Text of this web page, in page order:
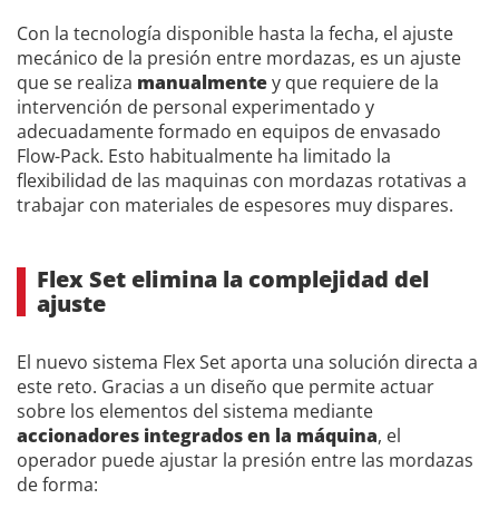
Con la tecnología disponible hasta la fecha, el ajuste
mecánico de la presión entre mordazas, es un ajuste
que se realiza manualmentey que requiere de la
intervención de personal experimentado y
adecuadamente formado en equipos de envasado
Flow-Pack. Esto habitualmente ha limitado la
flexibilidad de las maquinas con mordazas rotativas a
trabajar con materiales de espesores muy dispares.
Flex Set elimina la complejidad del
ajuste
El nuevo sistema Flex Set aporta una solución directa a
este reto. Gracias a un diseño que permite actuar
sobre los elementos del sistema mediante
accionadores integrados en la máquina, el
operador puede ajustar la presión entre las mordazas
de forma: